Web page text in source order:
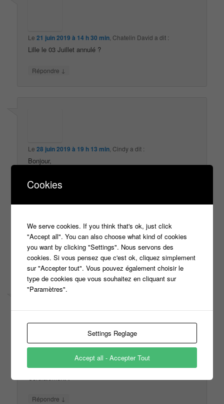
Le21 juin 2019 à 14 h 30 min Chatelin David a dit :
Lille le 03 Juillet annulé ?
Répondre ↓
Le28 juin 2019 à 19 h 13 min Cindya dit :
Bonjour,
Le 7 septembre, vous serez à Reins ou il y a une erreur
Cindy
Répondre ↓
1 juillet 2019 à 16 h 35 min ,Carolea dit :
Bonjour à toute l’équipe de » N’oubliez pas les paroles »
Je n’arrive pas à joindre votre standard .
Cordialement .
Répondre ↓
Cookies
We serve cookies. If you think that's ok, just click
"Accept all". You can also choose what kind of cookies
you want by clicking "Settings". Nous servons des
cookies. Si vous pensez que c'est ok, cliquez simplement
sur "Accepter tout". Vous pouvez également choisir le
type de cookies que vous souhaitez en cliquant sur
"Paramètres".
Settings Reglage
Accept all - Accepter Tout